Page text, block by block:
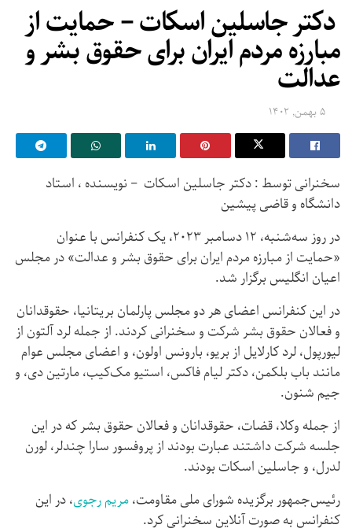
دکتر جاسلین اسکات – حمایت از
مبارزه مردم ایران برای حقوق بشر و
عدالت
۵ بهمن, ۱۴۰۲
سخنرانی توسط : دکتر جاسلین اسکات – نویسنده ، استاد
دانشگاه و قاضی پیشین
در روز سه‌شنبه، ۱۲ دسامبر ۲۰۲۳، یک کنفرانس با عنوان
«حمایت از مبارزه مردم ایران برای حقوق بشر و عدالت» در مجلس
اعیان انگلیس برگزار شد.
در این کنفرانس اعضای هر دو مجلس پارلمان بریتانیا، حقوقدانان
و فعالان حقوق بشر شرکت و سخنرانی کردند. از جمله لرد آلتون از
لیورپول، لرد کارلایل از بریو، بارونس اولون، و اعضای مجلس عوام
مانند باب بلکمن، دکتر لیام فاکس، استیو مک‌کیب، مارتین دی، و
جیم شنون.
از جمله وکلا، قضات، حقوقدانان و فعالان حقوق بشر که در این
جلسه شرکت داشتند عبارت بودند از پروفسور سارا چندلر، لورن
لدرل، و جاسلین اسکات بودند.
رئیس‌جمهور برگزیده شورای ملی مقاومت،مریم رجوی، در این
کنفرانس به صورت آنلاین سخنرانی کرد.